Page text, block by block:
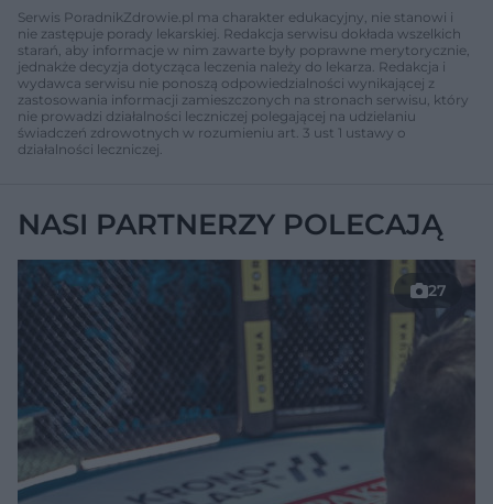
Serwis PoradnikZdrowie.pl ma charakter edukacyjny, nie stanowi i
nie zastępuje porady lekarskiej. Redakcja serwisu dokłada wszelkich
starań, aby informacje w nim zawarte były poprawne merytorycznie,
jednakże decyzja dotycząca leczenia należy do lekarza. Redakcja i
wydawca serwisu nie ponoszą odpowiedzialności wynikającej z
zastosowania informacji zamieszczonych na stronach serwisu, który
nie prowadzi działalności leczniczej polegającej na udzielaniu
świadczeń zdrowotnych w rozumieniu art. 3 ust 1 ustawy o
działalności leczniczej.
NASI PARTNERZY POLECAJĄ
27